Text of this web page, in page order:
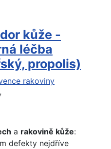
kůže -
léčba
propolis)
rakoviny
a rakovině kůže:
defekty nejdříve